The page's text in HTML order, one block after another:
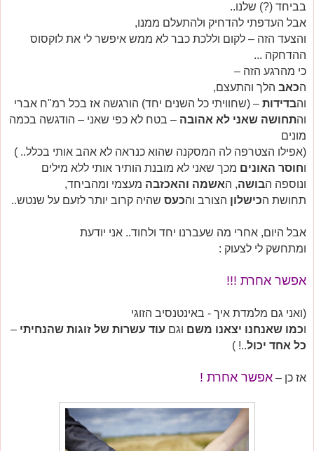
בביחד (?) שלנו..
אבל העדפתי להדחיק ולהתעלם ממנו,
והצעד הזה – לקום וללכת כבר לא ממש איפשר לי את לוקסוס
ההדחקה ...
כי מהרגע הזה –
הכאב הלך והתעצם,
והבדידות – (שחוויתי כל השנים יחד) הורגשה אז בכל רמ"ח אברי
והתחושה שאני לא אהובה – בטח לא כפי שאני – הודגשה בכמה
מונים
(אפילו הצטרפה לה המסקנה שהוא כנראה לא אהב אותי בכלל.. )
וחוסר האונים מכך שאני לא מובנת הותיר אותי ללא מילים
ונוספה הבושה, האשמה והאכזבה מעצמי ומהביחד,
תחושת הכישלון הצורב והכעס שהיה קרוב יותר לזעם על שנטש..
אבל היום, אחרי מה שעברנו יחד ולחוד.. אני יודעת
ומתחשק לי לצעוק :
אפשר אחרת !!!
(ואני גם מלמדת איך - באינטנסיב הזוגי
וכמו שאנחנו יצאנו משם וגם עוד עשרות של זוגות שהנחיתי –
כל אחד יכול..! )
אז כן – אפשר אחרת !